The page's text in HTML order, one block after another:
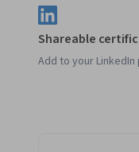
Shareable
Add to your